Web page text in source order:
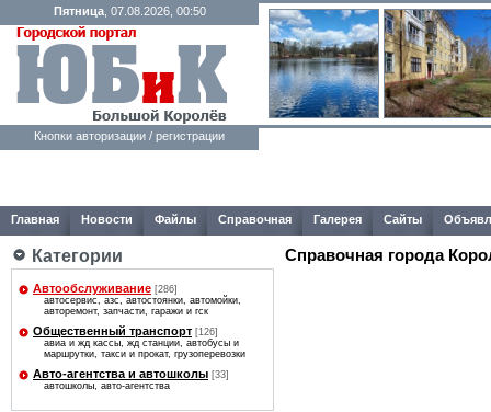
Пятница, 07.08.2026, 00:50
Кнопки авторизации / регистрации
Главная Новости Файлы Справочная Галерея Сайты
Категории
Автообслуживание [286]
автосервис, азс, автостоянки, автомойки,
авторемонт, запчасти, гаражи и гск
Общественный транспорт [126]
авиа и жд кассы, жд станции, автобусы и
маршрутки, такси и прокат, грузоперевозки
Авто-агентcтва и автошколы [33]
автошколы, авто-агентcтва
Справочная города